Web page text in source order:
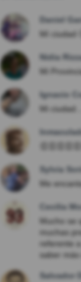
Daniel
Mí ciudad
Nidia
Mi
Ignacio
Mi ciudad....
Sylvia
Me
Cecilia
Mucho se
muchas
referente
saber
Salvador